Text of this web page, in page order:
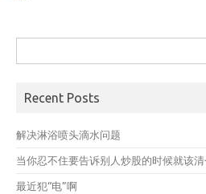
索：
Recent Posts
解决淋浴喷头滴水问题
当你忍不住要告诉别人炒股的时候就该清
最近犯“电”啊